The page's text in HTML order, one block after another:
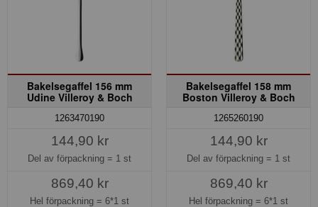
Bakelsegaffel 156 mm
Udine Villeroy & Boch
1263470190
144,90 kr
Del av förpackning = 1 st
869,40 kr
Hel förpackning = 6*1 st
Bakelsegaffel 158 mm
Boston Villeroy & Boch
1265260190
144,90 kr
Del av förpackning = 1 st
869,40 kr
Hel förpackning = 6*1 st